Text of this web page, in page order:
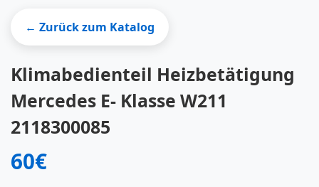
← Zurück zum Katalog
Klimabedienteil Heizbetätigung
Mercedes E- Klasse W211
2118300085
60€